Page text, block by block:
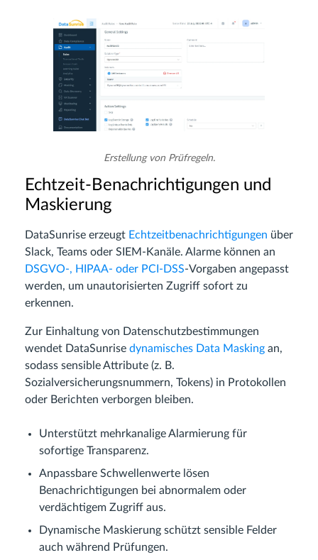
Erstellung von Prüfregeln.
Echtzeit-Benachrichtigungen und
Maskierung
DataSunrise erzeugt Echtzeitbenachrichtigungen über
Slack, Teams oder SIEM-Kanäle. Alarme können an
DSGVO-, HIPAA- oder PCI-DSS-Vorgaben angepasst
werden, um unautorisierten Zugriff sofort zu
erkennen.
Zur Einhaltung von Datenschutzbestimmungen
wendet DataSunrise dynamisches Data Masking an,
sodass sensible Attribute (z. B.
Sozialversicherungsnummern, Tokens) in Protokollen
oder Berichten verborgen bleiben.
Unterstützt mehrkanalige Alarmierung für
sofortige Transparenz.
Anpassbare Schwellenwerte lösen
Benachrichtigungen bei abnormalem oder
verdächtigem Zugriff aus.
Dynamische Maskierung schützt sensible Felder
auch während Prüfungen.